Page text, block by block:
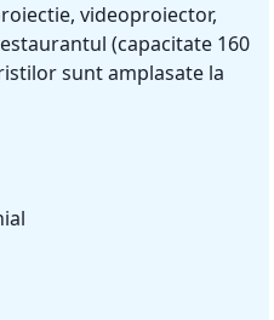
videoproiector,
(capacitate 160
sunt amplasate la